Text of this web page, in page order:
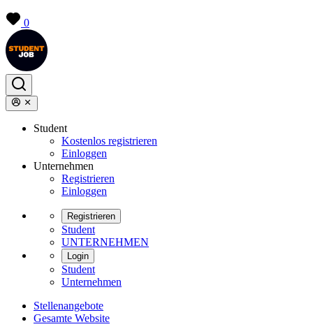
0
Student
Kostenlos registrieren
Einloggen
Unternehmen
Registrieren
Einloggen
Registrieren
Student
UNTERNEHMEN
Login
Student
Unternehmen
Stellenangebote
Gesamte Website